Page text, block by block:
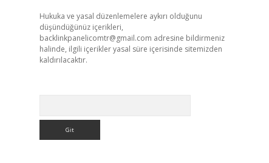
Hukuka ve yasal düzenlemelere aykırı olduğunu
düşündüğünüz içerikleri,
backlinkpanelicomtr@gmail.com adresine bildirmeniz
halinde, ilgili içerikler yasal süre içerisinde sitemizden
kaldırılacaktır.